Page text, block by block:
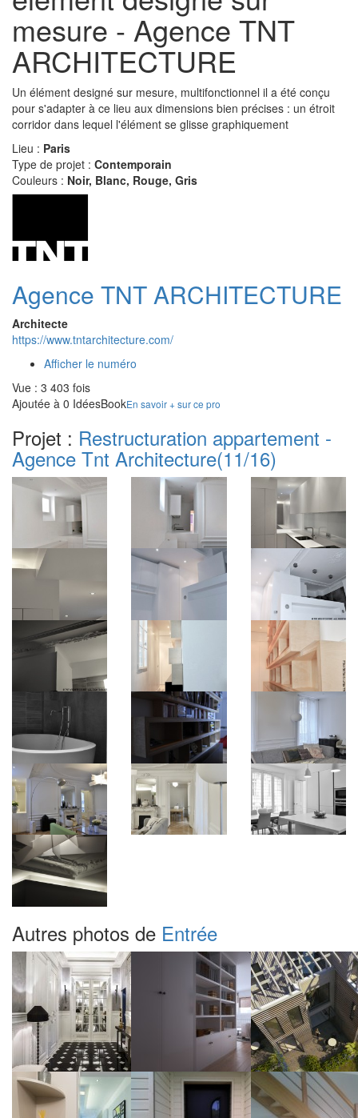
mesure - Agence TNT
ARCHITECTURE
Un élément designé sur mesure, multifonctionnel il a été conçu
pour s'adapter à ce lieu aux dimensions bien précises : un étroit
corridor dans lequel l'élément se glisse graphiquement
Lieu : Paris
Type de projet : Contemporain
Couleurs : Noir, Blanc, Rouge, Gris
Agence TNT ARCHITECTURE
Architecte
https://www.tntarchitecture.com/
Afficher le numéro
Vue : 3 403 fois
Ajoutée à 0 IdéesBookEn savoir + sur ce pro
Projet : Restructuration appartement -
Agence Tnt Architecture(11/16)
Autres photos de Entrée